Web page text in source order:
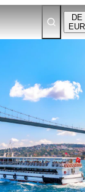
DE
EUR